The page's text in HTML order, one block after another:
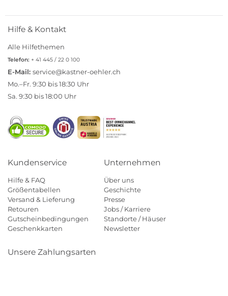
Hilfe & Kontakt
Alle Hilfethemen
Telefon: + 41 445 / 22 0 100
E-Mail: service@kastner-oehler.ch
Mo.–Fr. 9:30 bis 18:30 Uhr
Sa. 9:30 bis 18:00 Uhr
Kundenservice
Hilfe & FAQ
Größentabellen
Versand & Lieferung
Retouren
Gutscheinbedingungen
Geschenkkarten
Unternehmen
Über uns
Geschichte
Presse
Jobs / Karriere
Standorte / Häuser
Newsletter
Unsere Zahlungsarten